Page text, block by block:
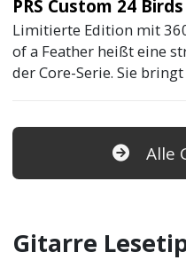
PRS Custom 24
Limitierte Edition mit
of a Feather heißt eine
der Core-Serie. Sie
Alle
Gitarre